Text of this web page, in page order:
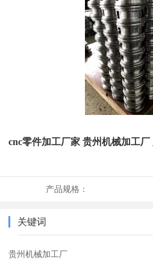
cnc零件加工厂家 贵州机械加工厂
产品规格：
关键词
贵州机械加工厂